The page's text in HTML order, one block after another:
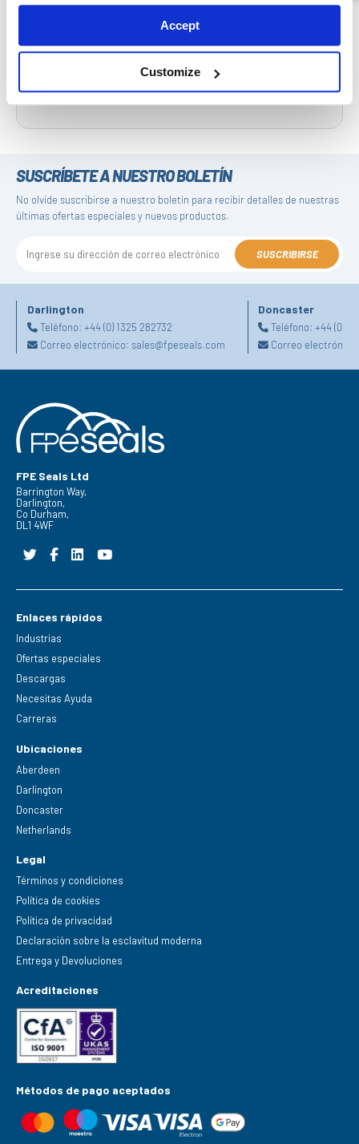
Accept
Customize
Cómo medir un cilindro hidráulico
Watch Video
SUSCRÍBETE A NUESTRO BOLETÍN
No olvide suscribirse a nuestro boletín para recibir detalles de nuestras
últimas ofertas especiales y nuevos productos.
SUSCRIBIRSE
Darlington
Teléfono: +44 (0) 1325 282732
Correo electrónico: sales@fpeseals.com
Doncaster
Teléfono:+44 (0)
Correo
FPE Seals Ltd
Barrington Way,
Darlington,
Co Durham,
DL1 4WF
Enlaces rápidos
Industrias
Ofertas especiales
Descargas
Necesitas Ayuda
Carreras
Ubicaciones
Aberdeen
Darlington
Doncaster
Netherlands
Legal
Términos y condiciones
Política de cookies
Política de privacidad
Declaración sobre la esclavitud moderna
Entrega y Devoluciones
Acreditaciones
Métodos de pago aceptados